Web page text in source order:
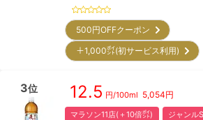
500円OFFクーポン
＋1,000㌽(初サービス利用)
3位 12.5 円/100ml 5,054円
マラソン11店(＋10倍㌽)
ジャンル